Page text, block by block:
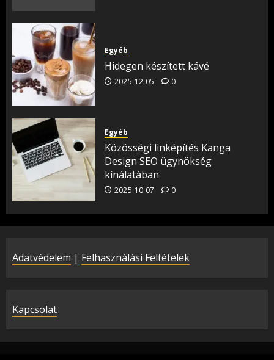
Egyéb
Hidegen készített kávé
2025.12.05. 0
Egyéb
Közösségi linképítés Kanga
Design SEO ügynökség
kínálatában
2025.10.07. 0
Adatvédelem | Felhasználási Feltételek
Kapcsolat